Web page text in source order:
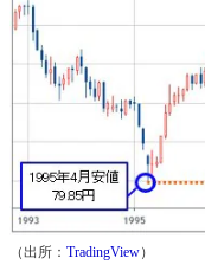
（出所： TradingView）